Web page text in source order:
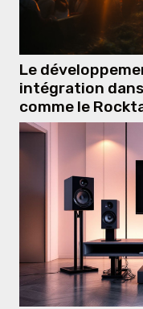
Le
intégration
comme le